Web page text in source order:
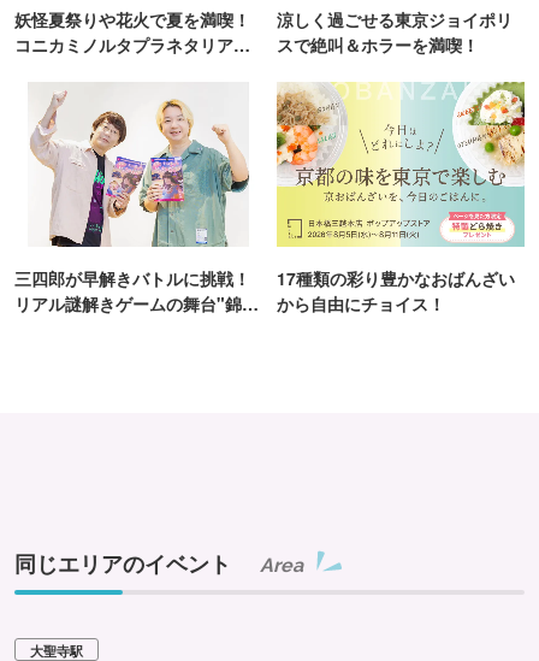
妖怪夏祭りや花火で夏を満喫！
コニカミノルタプラネタリア
涼しく過ごせる東京ジョイポリ
スで絶叫＆ホラーを満喫！
三四郎が早解きバトルに挑戦！
リアル謎解きゲームの舞台"錦糸
17種類の彩り豊かなおばんざい
から自由にチョイス！
同じエリアのイベント Area
大聖寺駅